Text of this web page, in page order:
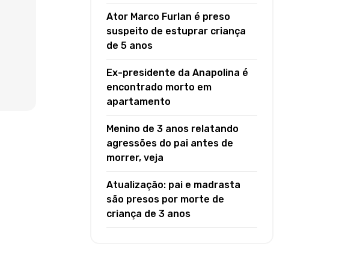
Ator Marco Furlan é preso
suspeito de estuprar criança
de 5 anos
Ex-presidente da Anapolina é
encontrado morto em
apartamento
Menino de 3 anos relatando
agressões do pai antes de
morrer, veja
Atualização: pai e madrasta
são presos por morte de
criança de 3 anos